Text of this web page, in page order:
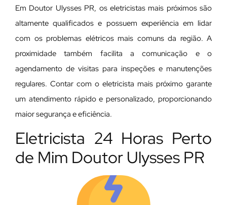
Em Doutor Ulysses PR, os eletricistas mais próximos são
altamente qualificados e possuem experiência em lidar
com os problemas elétricos mais comuns da região. A
proximidade também facilita a comunicação e o
agendamento de visitas para inspeções e manutenções
regulares. Contar com o eletricista mais próximo garante
um atendimento rápido e personalizado, proporcionando
maior segurança e eficiência.
Eletricista 24 Horas Perto
de Mim Doutor Ulysses PR